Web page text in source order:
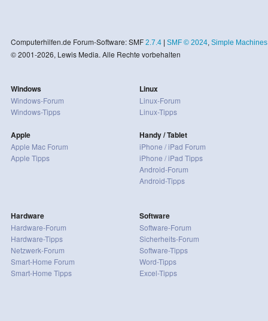
Computerhilfen.de Forum-Software: SMF 2.7.4| SMF © 2024, Simple Machines
© 2001-2026, Lewis Media. Alle Rechte vorbehalten
Windows
Windows-Forum
Windows-Tipps
Apple
Apple Mac Forum
Apple Tipps
Linux
Linux-Forum
Linux-Tipps
Handy / Tablet
iPhone / iPad Forum
iPhone / iPad Tipps
Android-Forum
Android-Tipps
Hardware
Hardware-Forum
Hardware-Tipps
Netzwerk-Forum
Smart-Home Forum
Smart-Home Tipps
Software
Software-Forum
Sicherheits-Forum
Software-Tipps
Word-Tipps
Excel-Tipps